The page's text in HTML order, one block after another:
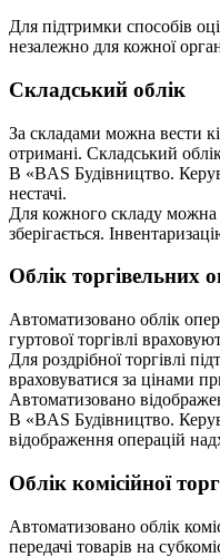
Для підтримки способів
незалежно для кожної
Складський облік
За складами можна вести
отримані. Складський
В «BAS Будівництво.
нестачі.
Для кожного складу можна
зберігається.
Облік торгівельних
Автоматизовано облік
гуртової торгівлі
Для роздрібної торгівлі
враховуватися за цінами
Автоматизовано
В «BAS Будівництво.
відображення операцій
Облік комісійної
Автоматизовано облік
передачі товарів на